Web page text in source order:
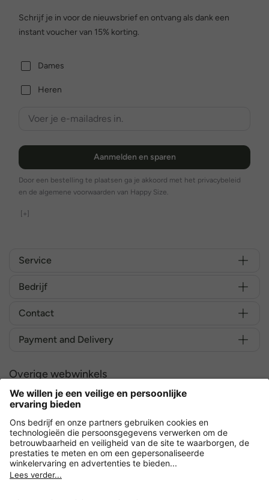
Schrijf je in voor de nieuwsbrief en ontvang als dank een
instant voucher van 15% korting.
Dames
Heren
Aanmelden en sparen
Door een bestelling te plaatsen ga je akkoord met het privacybeleid
en de algemene voorwaarden van Happy Size.
[+]
Service
Bedrijf
Contact
Payment and Delivery
Overige webwinkels
Nederland
Versleuteling met